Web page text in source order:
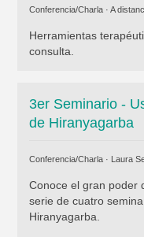
Conferencia/Charla · A
Herramientas
consulta.
3er Seminario -
de Hiranyagarba
Conferencia/Charla · Laura
Conoce el gran poder
serie de cuatro
Hiranyagarba.